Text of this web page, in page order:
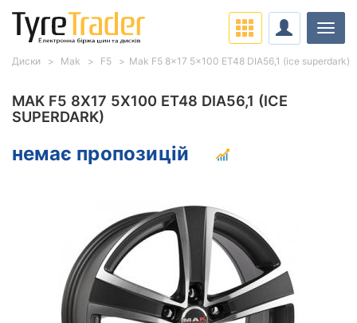
MAK F5 8X17 5X100 ET48 DIA56,1 (ICE
SUPERDARK)
немає пропозицій
Диски Mak F5 Mak F5 8x17 5x100 ET48 DIA56,1 (ice superdark)